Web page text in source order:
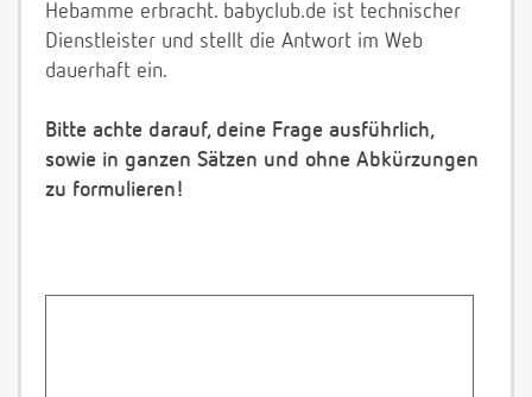
Hebamme erbracht. babyclub.de ist technischer
Dienstleister und stellt die Antwort im Web
dauerhaft ein.
Bitte achte darauf, deine Frage ausführlich,
sowie in ganzen Sätzen und ohne Abkürzungen
zu formulieren!